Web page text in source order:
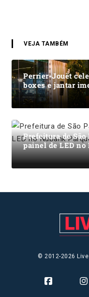
VEJA TAMBÉM
Perrier-Jouët
boxes e jantar
Prefeitura de
painel de LED no
© 2012-2026